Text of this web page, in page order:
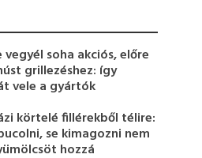
vegyél soha akciós, előre
grillezéshez: így
vele a gyártók
körtelé fillérekből télire:
se kimagozni nem
hozzá